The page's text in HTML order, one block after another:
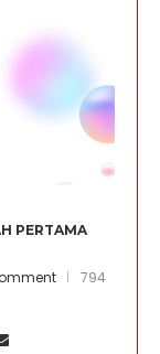
PERTAMA
794